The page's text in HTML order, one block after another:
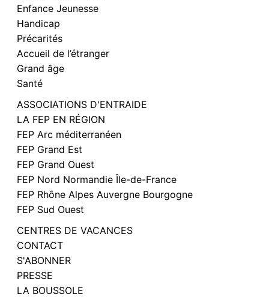
Enfance Jeunesse
Handicap
Précarités
Accueil de l’étranger
Grand âge
Santé
ASSOCIATIONS D'ENTRAIDE
LA FEP EN RÉGION
FEP Arc méditerranéen
FEP Grand Est
FEP Grand Ouest
FEP Nord Normandie Île-de-France
FEP Rhône Alpes Auvergne Bourgogne
FEP Sud Ouest
CENTRES DE VACANCES
CONTACT
S'ABONNER
PRESSE
LA BOUSSOLE